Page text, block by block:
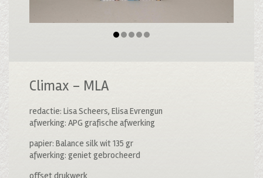
Climax – MLA
redactie: Lisa Scheers, Elisa Evrengun
afwerking: APG grafische afwerking
papier: Balance silk wit 135 gr
afwerking: geniet gebrocheerd
offset drukwerk